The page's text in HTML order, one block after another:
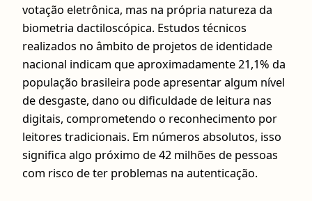
votação eletrônica, mas na própria natureza da
biometria dactiloscópica. Estudos técnicos
realizados no âmbito de projetos de identidade
nacional indicam que aproximadamente 21,1% da
população brasileira pode apresentar algum nível
de desgaste, dano ou dificuldade de leitura nas
digitais, comprometendo o reconhecimento por
leitores tradicionais. Em números absolutos, isso
significa algo próximo de 42 milhões de pessoas
com risco de ter problemas na autenticação.